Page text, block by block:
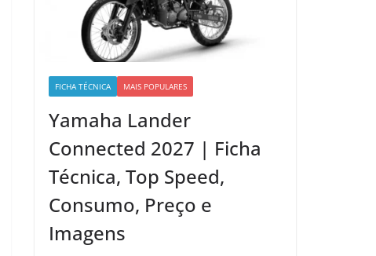
FICHA TÉCNICA MAIS POPULARES
Yamaha Lander
Connected 2027 | Ficha
Técnica, Top Speed,
Consumo, Preço e
Imagens